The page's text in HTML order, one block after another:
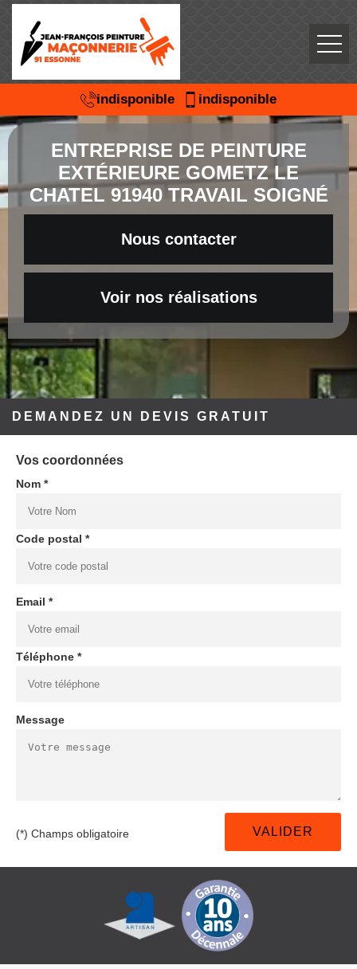
indisponible indisponible
ENTREPRISE DE PEINTURE
EXTÉRIEURE GOMETZ LE
CHATEL 91940 TRAVAIL SOIGNÉ
Nous contacter
Voir nos réalisations
DEMANDEZ UN DEVIS GRATUIT
Vos coordonnées
Nom *
Code postal *
Email *
Téléphone *
Message
(*) Champs obligatoire